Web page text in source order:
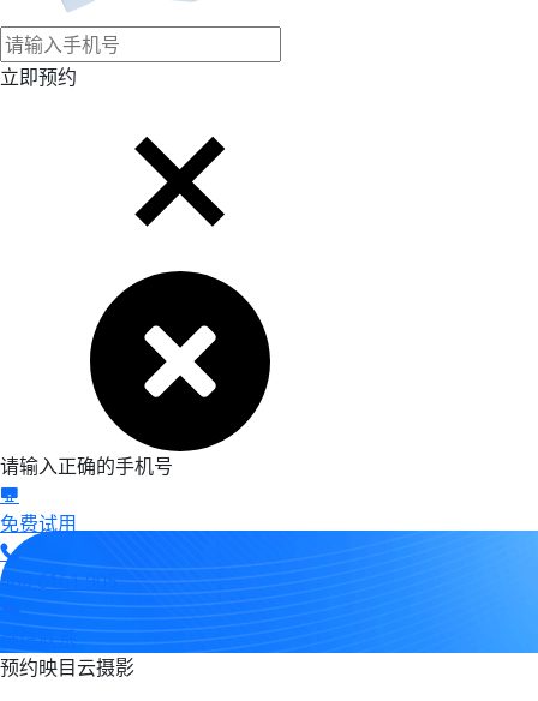
立即预约
请输入正确的手机号
免费试用
400 6161 905
微信联系
预约映目云摄影